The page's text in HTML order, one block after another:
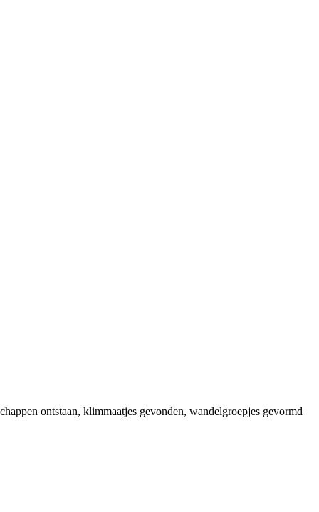
ontstaan, klimmaatjes gevonden, wandelgroepjes gevormd